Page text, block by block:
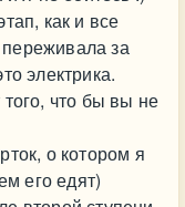
как и все
за
электрика.
что бы вы не
о котором я
его едят)